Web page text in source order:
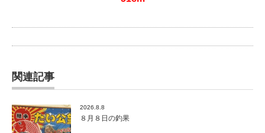
関連記事
2026.8.8
８月８日の釣果